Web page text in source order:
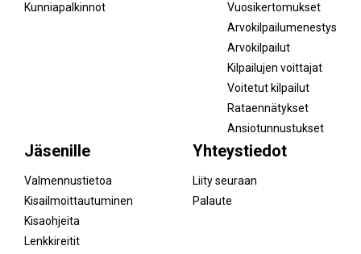
Kunniapalkinnot
Vuosikertomukset
Arvokilpailumenestys
Arvokilpailut
Kilpailujen voittajat
Voitetut kilpailut
Rataennätykset
Ansiotunnustukset
Jäsenille
Valmennustietoa
Kisailmoittautuminen
Kisaohjeita
Lenkkireitit
Yhteystiedot
Liity seuraan
Palaute